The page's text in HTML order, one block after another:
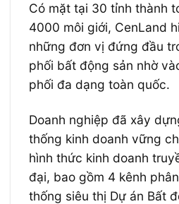
Có mặt tại 30 tỉnh thành
4000 môi giới, CenLand
những đơn vị đứng đầu
phối bất động sản nhờ
phối đa dạng toàn quốc.
Doanh nghiệp đã xây
thống kinh doanh vững
hình thức kinh doanh
đại, bao gồm 4 kênh
thống siêu thị Dự án Bất